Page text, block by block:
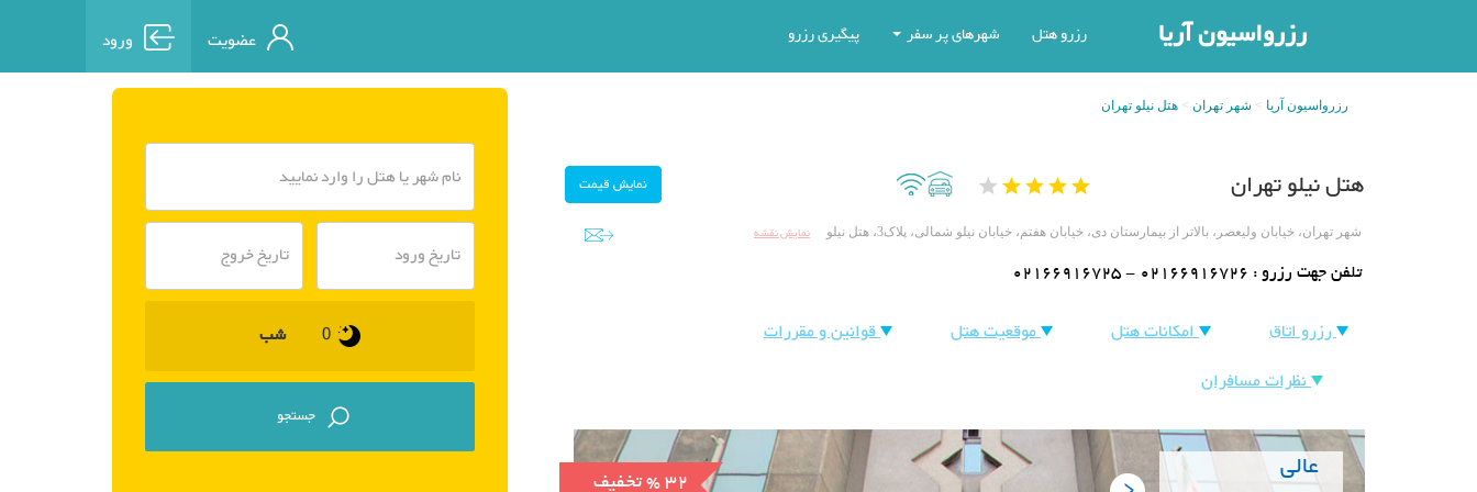
رزرواسیون آریا رزرو هتل شهرهای پر سفر پیگیری رزرو عضویت ورود
رزرواسیون آریا شهر تهران هتل نیلو تهران
هتل نیلو تهران
شهر تهران، خیابان ولیعصر، بالاتر از بیمارستان دی، خیابان هفتم، خیابان نیلو شمالی، پلاک3، هتل نیلو نمایش نقشه
تلفن جهت رزرو : 02166916725 - 02166916726
رزرو اتاق امکانات هتل موقعیت هتل
قوانین و مقررات
نظرات مسافران
تخفیف % 32
عالی
شب